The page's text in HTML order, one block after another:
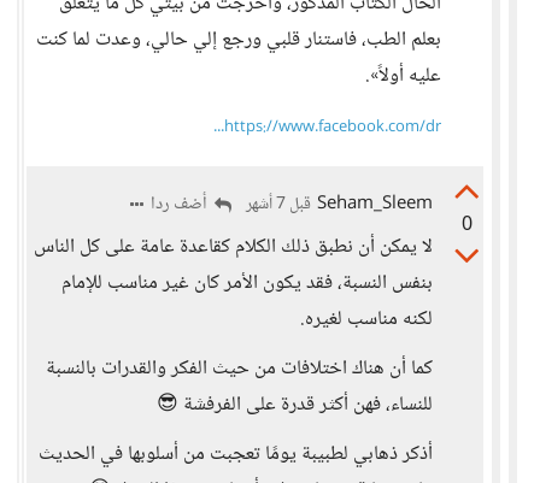
بعلم الطب، فاستنار قلبي ورجع إلي حالي، وعدت لما كنت
عليه أولاً».
https://www.facebook.com/dr...
0
Seham_Sleem قبل 7 أشهر أضف ردا
لا يمكن أن نطبق ذلك الكلام كقاعدة عامة على كل الناس
بنفس النسبة، فقد يكون الأمر كان غير مناسب للإمام
لكنه مناسب لغيره.
كما أن هناك اختلافات من حيث الفكر والقدرات بالنسبة
للنساء، فهن أكثر قدرة على الفرفشة 😎
أذكر ذهابي لطبيبة يومًا تعجبت من أسلوبها في الحديث